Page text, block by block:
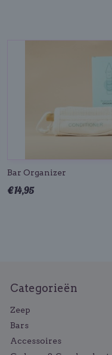
Bar Organizer
€ 14,95
Categorieën
Zeep
Bars
Accessoires